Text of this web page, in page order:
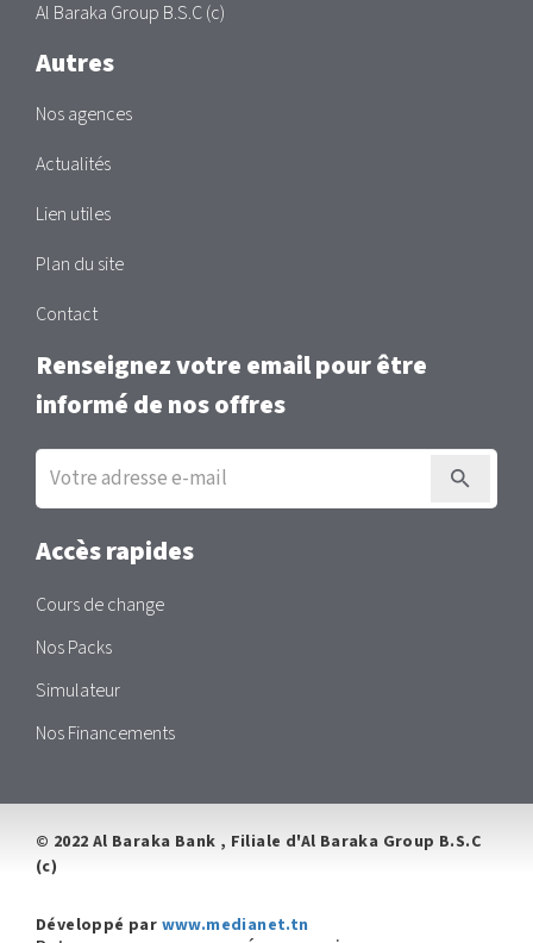
Al Baraka Group B.S.C (c)
Autres
Nos agences
Actualités
Lien utiles
Plan du site
Contact
Renseignez votre email pour être
informé de nos offres
Inscription
la
newsletter
Accès rapides
Cours de change
Nos Packs
Simulateur
Nos Financements
© 2022 Al Baraka Bank , Filiale d'Al Baraka Group B.S.C
(c)
Développé par www.medianet.tn